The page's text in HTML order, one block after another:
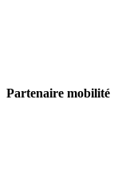
Partenaire mobilité